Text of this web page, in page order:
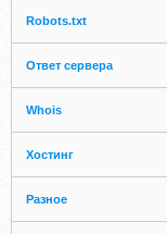
Robots.txt
Ответ сервера
Whois
Хостинг
Разное